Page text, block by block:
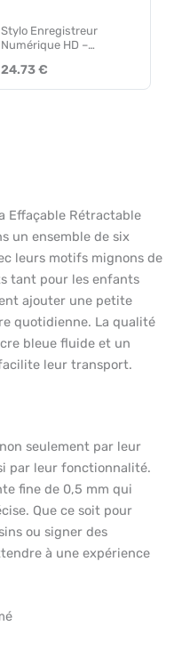
Stylo Enregistreur
Numérique HD –
Microphones
24.73 €
Effaçable Rétractable
un ensemble de six
leurs motifs mignons de
tant pour les enfants
ajouter une petite
quotidienne. La qualité
bleue fluide et un
leur transport.
seulement par leur
par leur fonctionnalité.
fine de 0,5 mm qui
Que ce soit pour
ou signer des
à une expérience